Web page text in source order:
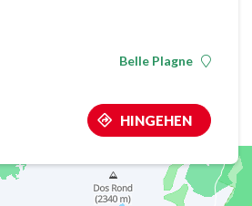
Belle Plagne
HINGEHEN